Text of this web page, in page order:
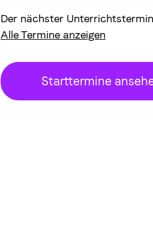
Der nächster
Alle Termine anzeigen
Starttermine